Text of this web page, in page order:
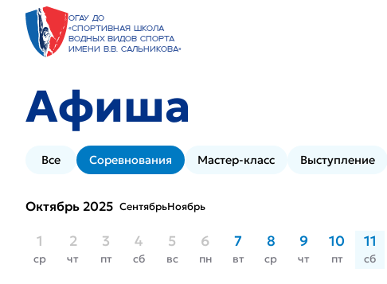
ОГАУ ДО
«Спортивная школа
водных видов спорта
имени В.В. Сальникова»
Афиша
Все Соревнования Мастер-класс Выступление
Октябрь 2025 СентябрьНоябрь
1
ср
2
чт
3
пт
4
сб
5
вс
6
пн
7
вт
8
ср
9
чт
10
пт
11
сб